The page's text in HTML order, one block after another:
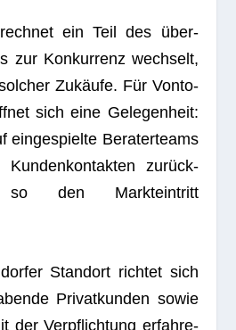
ein Teil des über­
zur Kon­kur­renz wech­selt,
Zukäufe. Für Von­to­
sich eine Gele­gen­heit:
ein­ge­spielte Bera­ter­teams
Kun­den­kon­tak­ten zurück­
den Markt­ein­tritt
Stand­ort rich­tet sich
Pri­vat­kun­den sowie
der Ver­pflich­tung erfah­re­